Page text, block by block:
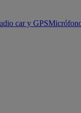
car y GPS